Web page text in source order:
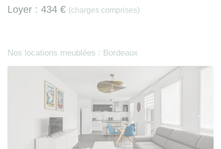
Loyer : 434 € (charges comprises)
Nos locations meublées : Bordeaux